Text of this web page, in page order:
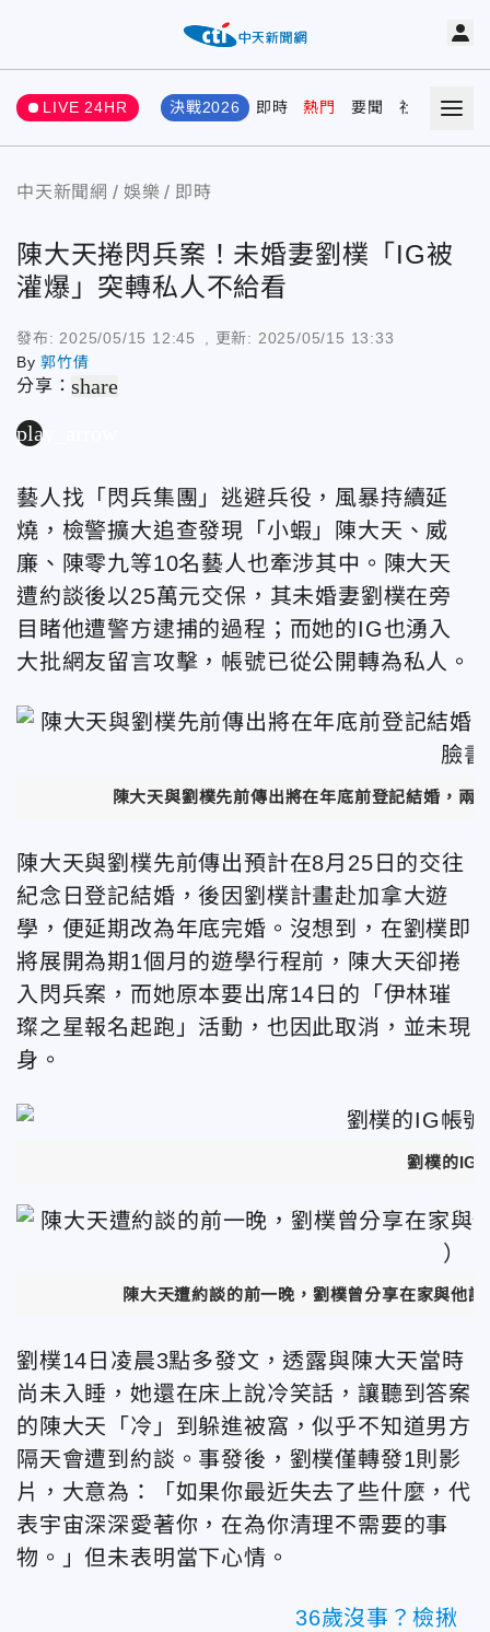
LIVE 24HR 決戰2026 即時 熱門 要聞 社會 娛樂
中天新聞網 娛樂 即時
陳大天捲閃兵案！未婚妻劉樸「IG被
灌爆」突轉私人不給看
發布: 2025/05/15 12:45 , 更新: 2025/05/15 13:33
By郭竹倩
分享：share
play_arrow
藝人找「閃兵集團」逃避兵役，風暴持續延
燒，檢警擴大追查發現「小蝦」陳大天、威
廉、陳零九等10名藝人也牽涉其中。陳大天
遭約談後以25萬元交保，其未婚妻劉樸在旁
目睹他遭警方逮捕的過程；而她的IG也湧入
大批網友留言攻擊，帳號已從公開轉為私人。
陳大天與劉樸先前傳出將在年底前登記結婚，兩
陳大天與劉樸先前傳出預計在8月25日的交往
紀念日登記結婚，後因劉樸計畫赴加拿大遊
學，便延期改為年底完婚。沒想到，在劉樸即
將展開為期1個月的遊學行程前，陳大天卻捲
入閃兵案，而她原本要出席14日的「伊林璀
璨之星報名起跑 」活動，也因此取消，並未現
身。
劉樸的IG
陳大天遭約談的前一晚， 劉樸曾分享在家與他
劉樸14日凌晨3點多發文，透露與 陳大天當時
尚未入睡，她還在床上說冷笑話，讓聽到答案
的 陳大天
「冷」到躲進被窩，似乎不知道男方
隔天會遭到約談 。事發後， 劉樸僅轉發1則影
片，大意為：「如果你最近失去了些什麼，代
表宇宙深深愛著你，在為你清理不需要的事
物。 」但未表明當下心情。
36歲沒事？檢揪